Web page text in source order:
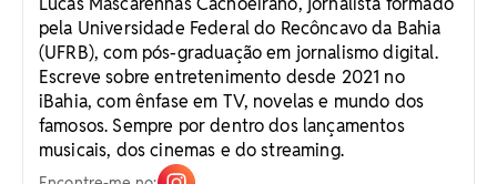
pela Universidade Federal do Recôncavo da Bahia
(UFRB), com pós-graduação em jornalismo digital.
Escreve sobre entretenimento desde 2021 no
iBahia, com ênfase em TV, novelas e mundo dos
famosos. Sempre por dentro dos lançamentos
musicais, dos cinemas e do streaming.